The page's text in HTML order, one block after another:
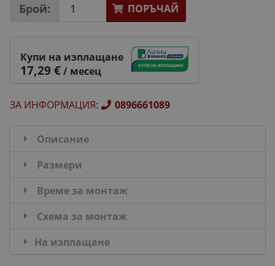
Брой: ПОРЪЧАЙ
Купи на изплащане
17,29 €/ месец
ЗА ИНФОРМАЦИЯ: 0896661089
Описание
Размери
Време за монтаж
Схема за монтаж
На изплащане